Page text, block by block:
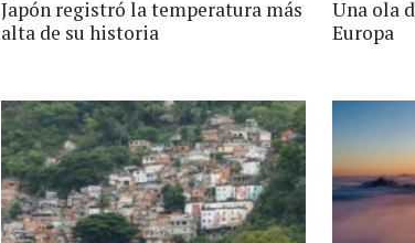
Japón registró la temperatura más
alta de su historia
Una ola
Europa